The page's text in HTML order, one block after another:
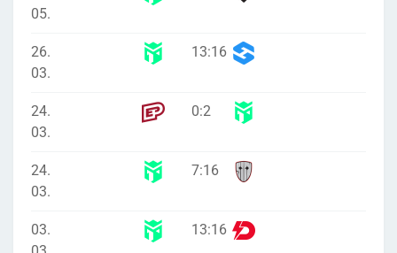
05.
26.
03.
13:16
24.
03.
0:2
24.
03.
7:16
03.
13:16